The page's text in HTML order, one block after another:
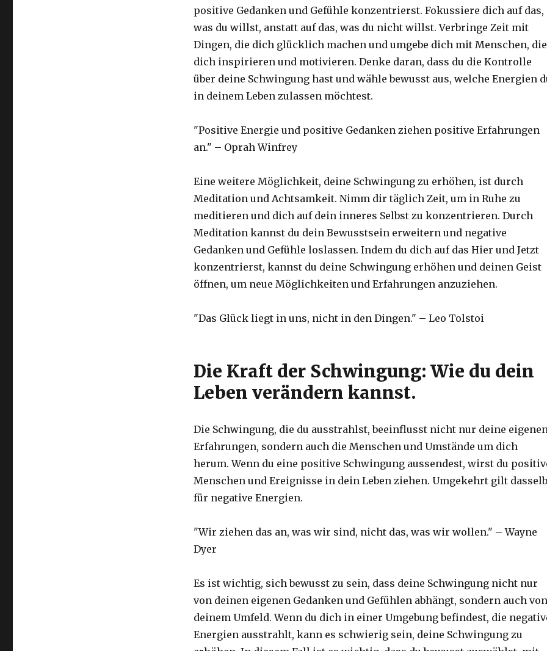
positive Gedanken und Gefühle konzentrierst. Fokussiere dich auf das,
was du willst, anstatt auf das, was du nicht willst. Verbringe Zeit mit
Dingen, die dich glücklich machen und umgebe dich mit Menschen, die
dich inspirieren und motivieren. Denke daran, dass du die Kontrolle
über deine Schwingung hast und wähle bewusst aus, welche Energien
in deinem Leben zulassen möchtest.
"Positive Energie und positive Gedanken ziehen positive Erfahrungen
an." – Oprah Winfrey
Eine weitere Möglichkeit, deine Schwingung zu erhöhen, ist durch
Meditation und Achtsamkeit. Nimm dir täglich Zeit, um in Ruhe zu
meditieren und dich auf dein inneres Selbst zu konzentrieren. Durch
Meditation kannst du dein Bewusstsein erweitern und negative
Gedanken und Gefühle loslassen. Indem du dich auf das Hier und Jetzt
konzentrierst, kannst du deine Schwingung erhöhen und deinen Geist
öffnen, um neue Möglichkeiten und Erfahrungen anzuziehen.
"Das Glück liegt in uns, nicht in den Dingen." – Leo Tolstoi
Die Kraft der Schwingung: Wie du dein
Leben verändern kannst.
Die Schwingung, die du ausstrahlst, beeinflusst nicht nur deine
Erfahrungen, sondern auch die Menschen und Umstände um dich
herum. Wenn du eine positive Schwingung aussendest, wirst du
Menschen und Ereignisse in dein Leben ziehen. Umgekehrt gilt
für negative Energien.
"Wir ziehen das an, was wir sind, nicht das, was wir wollen." – Wayne
Dyer
Es ist wichtig, sich bewusst zu sein, dass deine Schwingung nicht nur
von deinen eigenen Gedanken und Gefühlen abhängt, sondern auch von
deinem Umfeld. Wenn du dich in einer Umgebung befindest, die
Energien ausstrahlt, kann es schwierig sein, deine Schwingung zu